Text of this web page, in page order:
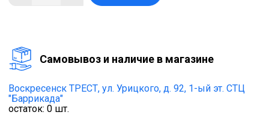
Cамовывоз и наличие в магазине
Воскресенск ТРЕСТ, ул. Урицкого, д. 92, 1-ый эт. СТЦ
"Баррикада"
остаток: 0 шт.